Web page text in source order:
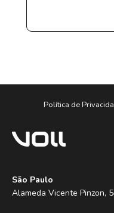
Política de
São Paulo
Alameda Vicente Pinzon,